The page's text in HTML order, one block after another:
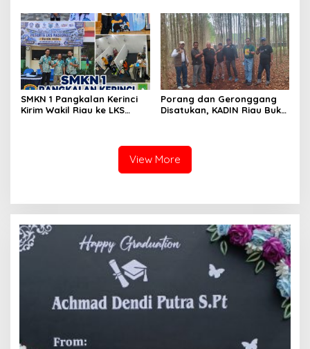
SMKN 1 Pangkalan Kerinci
Kirim Wakil Riau ke LKS
Porang dan Geronggang
Disatukan, KADIN Riau Buka
View More